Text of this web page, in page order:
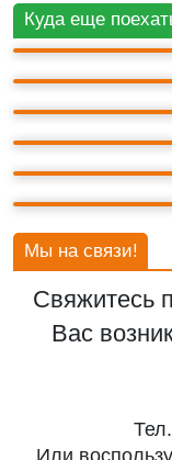
Куда еще
Мы на связи!
Свяжитесь
Вас
Или